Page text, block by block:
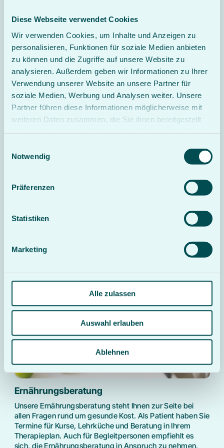
Diese Webseite verwendet Cookies
Wir verwenden Cookies, um Inhalte und Anzeigen zu
personalisieren, Funktionen für soziale Medien anbieten
zu können und die Zugriffe auf unsere Website zu
analysieren. Außerdem geben wir Informationen zu Ihrer
Verwendung unserer Website an unsere Partner für
soziale Medien, Werbung und Analysen weiter. Unsere
Partner führen diese Informationen möglicherweise mit
weiteren Daten zusammen, die Sie ihnen bereitgestellt
Notwendig
Präferenzen
Statistiken
Marketing
Alle zulassen
Auswahl erlauben
Ablehnen
Pflege- und Demenzberatung, Familiale Pflege,
Gräfliche Kliniken Bad Driburg
Ernährungsberatung
Unsere Ernährungsberatung steht Ihnen zur Seite bei
allen Fragen rund um gesunde Kost. Als Patient haben Sie
Termine für Kurse, Lehrküche und Beratung in Ihrem
Therapieplan. Auch für Begleitpersonen empfiehlt es
sich, die Ernährungsberatung in Anspruch zu nehmen,